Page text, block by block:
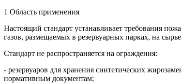
1 Область применения
Настоящий стандарт устанавливает требования
газов, размещаемых в резервуарных парках, на
Стандарт не распространяется на ограждения:
- резервуаров для хранения синтетических
нормативным документам;